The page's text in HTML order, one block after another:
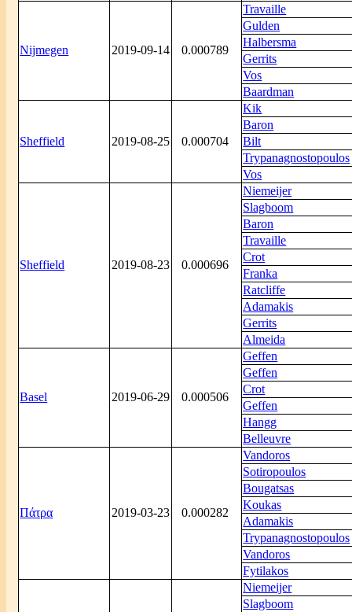
Nijmegen 2019-09-14 0.000789
Travaille
Gulden
Halbersma
Gerrits
Vos
Baardman
Sheffield 2019-08-25 0.000704
Kik
Baron
Bilt
Trypanagnostopoulos
Vos
Sheffield 2019-08-23 0.000696
Niemeijer
Slagboom
Baron
Travaille
Crot
Franka
Ratcliffe
Adamakis
Gerrits
Almeida
Basel 2019-06-29 0.000506
Geffen
Geffen
Crot
Geffen
Hangg
Belleuvre
Πάτρα 2019-03-23 0.000282
Vandoros
Sotiropoulos
Bougatsas
Koukas
Adamakis
Trypanagnostopoulos
Vandoros
Fytilakos
Niemeijer
Slagboom